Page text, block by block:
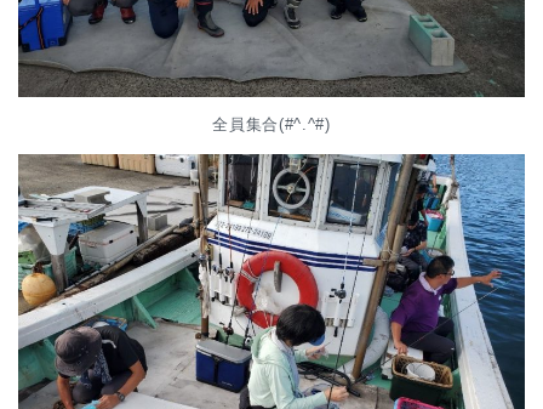
全員集合(#^.^#)